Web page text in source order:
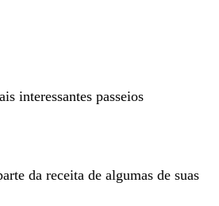
interessantes passeios
da receita de algumas de suas